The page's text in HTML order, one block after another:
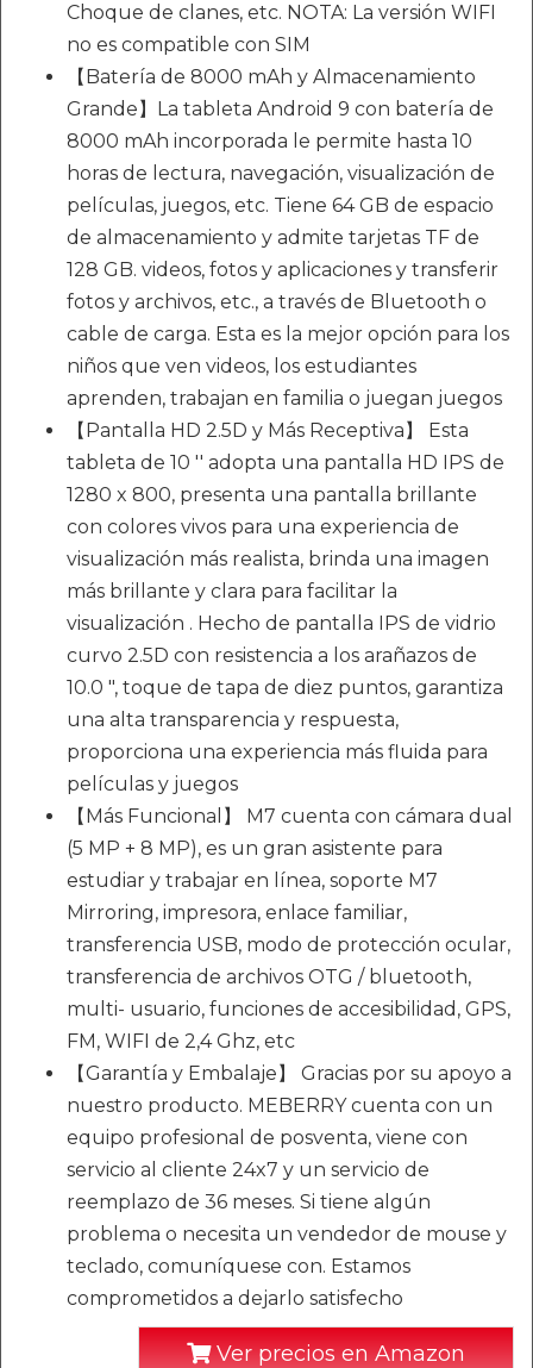
Choque de clanes, etc. NOTA: La versión WIFI
no es compatible con SIM
【Batería de 8000 mAh y Almacenamiento
Grande】La tableta Android 9 con batería de
8000 mAh incorporada le permite hasta 10
horas de lectura, navegación, visualización de
películas, juegos, etc. Tiene 64 GB de espacio
de almacenamiento y admite tarjetas TF de
128 GB. videos, fotos y aplicaciones y transferir
fotos y archivos, etc., a través de Bluetooth o
cable de carga. Esta es la mejor opción para los
niños que ven videos, los estudiantes
aprenden, trabajan en familia o juegan juegos
【Pantalla HD 2.5D y Más Receptiva】 Esta
tableta de 10 '' adopta una pantalla HD IPS de
1280 x 800, presenta una pantalla brillante
con colores vivos para una experiencia de
visualización más realista, brinda una imagen
más brillante y clara para facilitar la
visualización . Hecho de pantalla IPS de vidrio
curvo 2.5D con resistencia a los arañazos de
10.0 ", toque de tapa de diez puntos, garantiza
una alta transparencia y respuesta,
proporciona una experiencia más fluida para
películas y juegos
【Más Funcional】 M7 cuenta con cámara dual
(5 MP + 8 MP), es un gran asistente para
estudiar y trabajar en línea, soporte M7
Mirroring, impresora, enlace familiar,
transferencia USB, modo de protección ocular,
transferencia de archivos OTG / bluetooth,
multi- usuario, funciones de accesibilidad, GPS,
FM, WIFI de 2,4 Ghz, etc
【Garantía y Embalaje】 Gracias por su apoyo a
nuestro producto. MEBERRY cuenta con un
equipo profesional de posventa, viene con
servicio al cliente 24x7 y un servicio de
reemplazo de 36 meses. Si tiene algún
problema o necesita un vendedor de mouse y
teclado, comuníquese con. Estamos
comprometidos a dejarlo satisfecho
Ver precios en Amazon